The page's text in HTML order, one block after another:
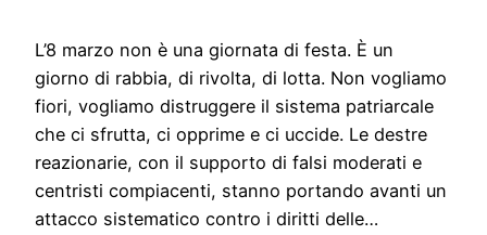
L’8 marzo non è una giornata di festa. È un
giorno di rabbia, di rivolta, di lotta. Non vogliamo
fiori, vogliamo distruggere il sistema patriarcale
che ci sfrutta, ci opprime e ci uccide. Le destre
reazionarie, con il supporto di falsi moderati e
centristi compiacenti, stanno portando avanti un
attacco sistematico contro i diritti delle…